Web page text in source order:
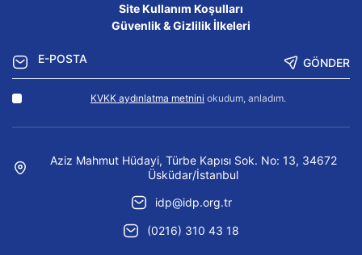
Site Kullanım Koşulları
Güvenlik & Gizlilik İlkeleri
GÖNDER
KVKK aydınlatma metnini okudum, anladım.
Aziz Mahmut Hüdayi, Türbe Kapısı Sok. No: 13, 34672
Üsküdar/İstanbul
idp@idp.org.tr
(0216) 310 43 18